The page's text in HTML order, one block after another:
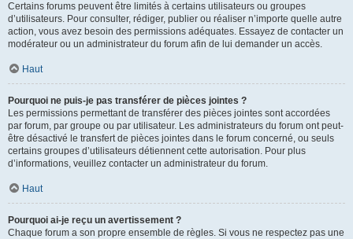
Certains forums peuvent être limités à certains utilisateurs ou groupes
d’utilisateurs. Pour consulter, rédiger, publier ou réaliser n’importe quelle autre
action, vous avez besoin des permissions adéquates. Essayez de contacter un
modérateur ou un administrateur du forum afin de lui demander un accès.
Haut
Pourquoi ne puis-je pas transférer de pièces jointes ?
Les permissions permettant de transférer des pièces jointes sont accordées
par forum, par groupe ou par utilisateur. Les administrateurs du forum ont peut-
être désactivé le transfert de pièces jointes dans le forum concerné, ou seuls
certains groupes d’utilisateurs détiennent cette autorisation. Pour plus
d’informations, veuillez contacter un administrateur du forum.
Haut
Pourquoi ai-je reçu un avertissement ?
Chaque forum a son propre ensemble de règles. Si vous ne respectez pas une